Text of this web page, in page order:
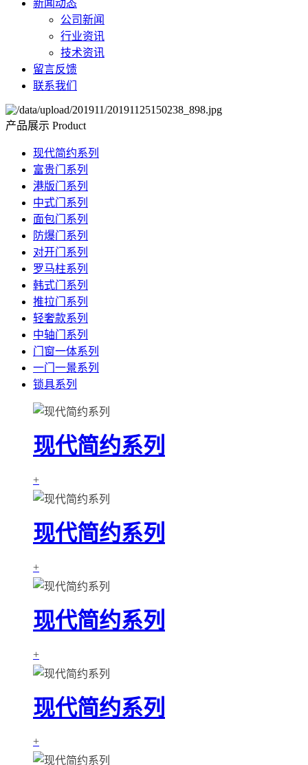
新闻动态
公司新闻
行业资讯
技术资讯
留言反馈
联系我们
产品展示 Product
现代简约系列
富贵门系列
港版门系列
中式门系列
面包门系列
防爆门系列
对开门系列
罗马柱系列
韩式门系列
推拉门系列
轻奢款系列
中轴门系列
门窗一体系列
一门一景系列
锁具系列
现代简约系列
+
现代简约系列
+
现代简约系列
+
现代简约系列
+